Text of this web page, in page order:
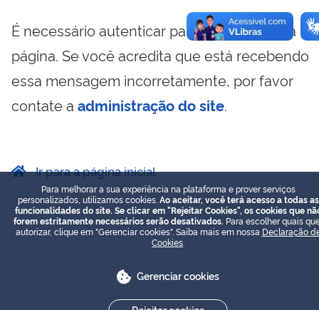
É necessário autenticar para visualizar essa
página. Se você acredita que está recebendo
essa mensagem incorretamente, por favor
contate a administração do site.
Ir para a página inicial
Para melhorar a sua experiência na plataforma e prover serviços
personalizados, utilizamos cookies. Ao aceitar, você terá acesso a todas as
funcionalidades do site. Se clicar em "Rejeitar Cookies", os cookies que
forem estritamente necessários serão desativados. Para escolher quais
autorizar, clique em "Gerenciar cookies". Saiba mais em nossa Declaração
Cookies
Gerenciar cookies